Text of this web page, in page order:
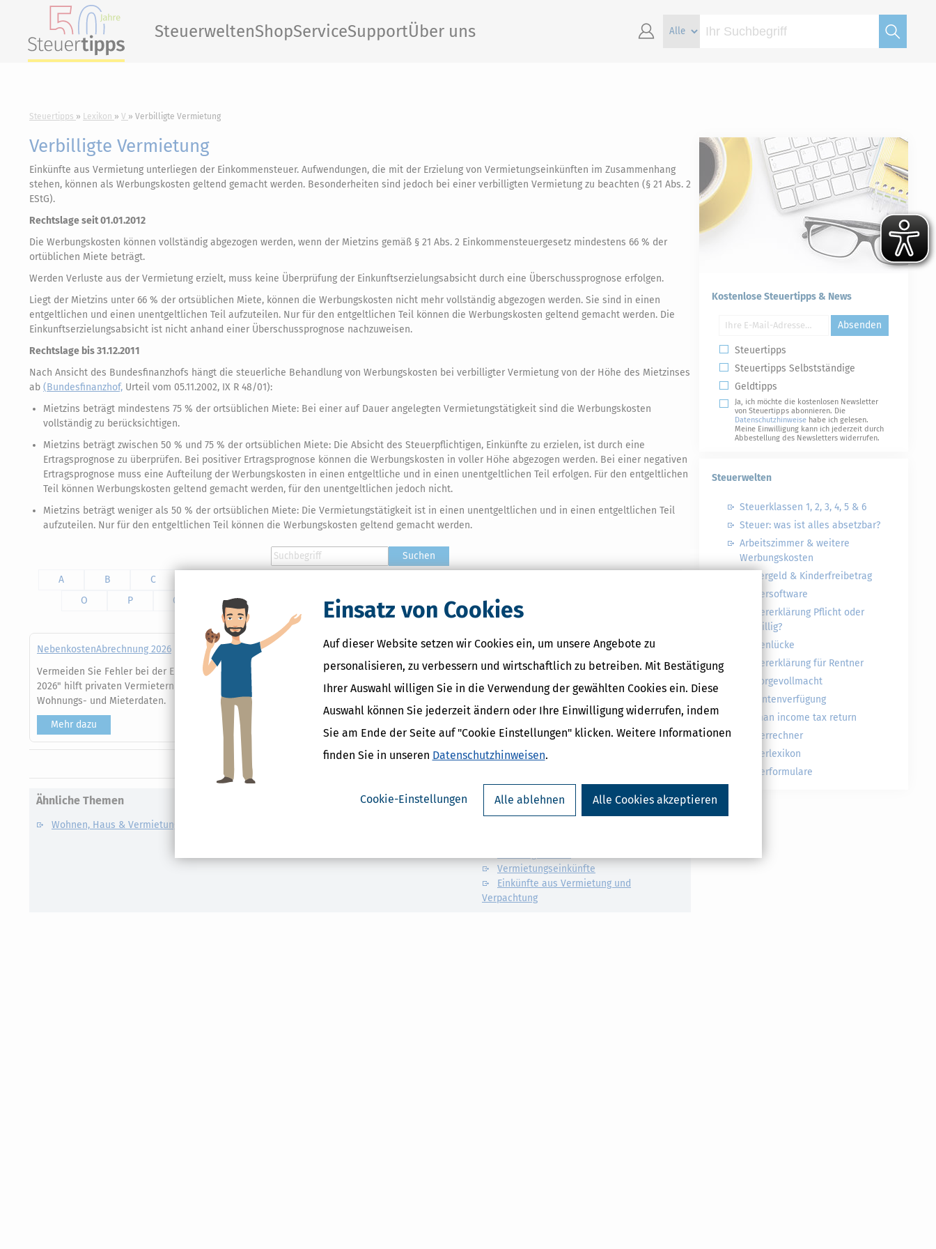
Einsatz von Cookies
Auf dieser Website setzen wir Cookies ein, um unsere Angebote zu
personalisieren, zu verbessern und wirtschaftlich zu betreiben. Mit Bestätigung
Ihrer Auswahl willigen Sie in die Verwendung der gewählten Cookies ein. Diese
Auswahl können Sie jederzeit ändern oder Ihre Einwilligung widerrufen, indem
Sie am Ende der Seite auf "Cookie Einstellungen" klicken. Weitere Informationen
finden Sie in unseren Datenschutzhinweisen.
Cookie-Einstellungen Alle ablehnen Alle Cookies akzeptieren
SteuerweltenShopServiceSupportÜber uns
Steuertipps Lexikon V Verbilligte Vermietung
Verbilligte Vermietung
Einkünfte aus Vermietung unterliegen der Einkommensteuer. Aufwendungen, die mit der Erzielung von Vermietungseinkünften im Zusammenhang
stehen, können als Werbungskosten geltend gemacht werden. Besonderheiten sind jedoch bei einer verbilligten Vermietung zu beachten (§ 21 Abs. 2
EStG).
Rechtslage seit 01.01.2012
Die Werbungskosten können vollständig abgezogen werden, wenn der Mietzins gemäß § 21 Abs. 2 Einkommensteuergesetz mindestens 66 % der
ortüblichen Miete beträgt.
Werden Verluste aus der Vermietung erzielt, muss keine Überprüfung der Einkunftserzielungsabsicht durch eine Überschussprognose erfolgen.
Liegt der Mietzins unter 66 % der ortsüblichen Miete, können die Werbungskosten nicht mehr vollständig abgezogen werden. Sie sind in einen
entgeltlichen und einen unentgeltlichen Teil aufzuteilen. Nur für den entgeltlichen Teil können die Werbungskosten geltend gemacht werden. Die
Einkunftserzielungsabsicht ist nicht anhand einer Überschussprognose nachzuweisen.
Rechtslage bis 31.12.2011
Nach Ansicht des Bundesfinanzhofs hängt die steuerliche Behandlung von Werbungskosten bei verbilligter Vermietung von der Höhe des Mietzinses
ab (Bundesfinanzhof, Urteil vom 05.11.2002, IX R 48/01):
Mietzins beträgt mindestens 75 % der ortsüblichen Miete: Bei einer auf Dauer angelegten Vermietungstätigkeit sind die Werbungskosten
vollständig zu berücksichtigen.
Mietzins beträgt zwischen 50 % und 75 % der ortsüblichen Miete: Die Absicht des Steuerpflichtigen, Einkünfte zu erzielen, ist durch eine
Ertragsprognose zu überprüfen. Bei positiver Ertragsprognose können die Werbungskosten in voller Höhe abgezogen werden. Bei einer negativen
Ertragsprognose muss eine Aufteilung der Werbungskosten in einen entgeltliche und in einen unentgeltlichen Teil erfolgen. Für den entgeltlichen
Teil können Werbungskosten geltend gemacht werden, für den unentgeltlichen jedoch nicht.
Mietzins beträgt weniger als 50 % der ortsüblichen Miete: Die Vermietungstätigkeit ist in einen unentgeltlichen und in einen entgeltlichen Teil
aufzuteilen. Nur für den entgeltlichen Teil können die Werbungskosten geltend gemacht werden.
Suchen
A
B C
O
P Q R W X
NebenkostenAbrechnung 2026
Vermeiden Sie Fehler bei der Erstellung der Betriebs- und Nebenkostenabrechnung. Die Software "NebenkostenAbrechnung
2026" hilft privaten Vermietern bei der rechtssicheren Umlage von Betriebs-, Heiz- und Nebenkosten für beliebig viele Objekt-,
Wohnungs- und Mieterdaten.
Mehr dazu
Ähnliche Themen
Wohnen, Haus & Vermietung
Verwandte Begriffe
Vermietungseinkünfte
Einkünfte aus Vermietung und
Verpachtung
Kostenlose Steuertipps & News
Absenden
Steuertipps
Steuertipps Selbstständige
Geldtipps
Ja, ich möchte die kostenlosen Newsletter
von Steuertipps abonnieren. Die
Datenschutzhinweise habe ich gelesen.
Meine Einwilligung kann ich jederzeit durch
Abbestellung des Newsletters widerrufen.
Steuerwelten
Steuerklassen 1, 2, 3, 4, 5 & 6
Steuer: was ist alles absetzbar?
Arbeitszimmer & weitere
Werbungskosten
Kindergeld & Kinderfreibetrag
Steuersoftware
Steuererklärung Pflicht oder
freiwillig?
Rentenlücke
Steuererklärung für Rentner
Vorsorgevollmacht
Patientenverfügung
German income tax return
Steuerrechner
Steuerlexikon
Steuerformulare